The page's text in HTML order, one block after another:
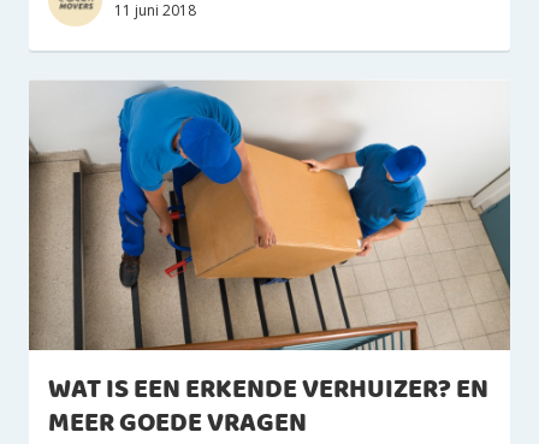
11 juni 2018
WAT IS EEN ERKENDE VERHUIZER? EN
MEER GOEDE VRAGEN